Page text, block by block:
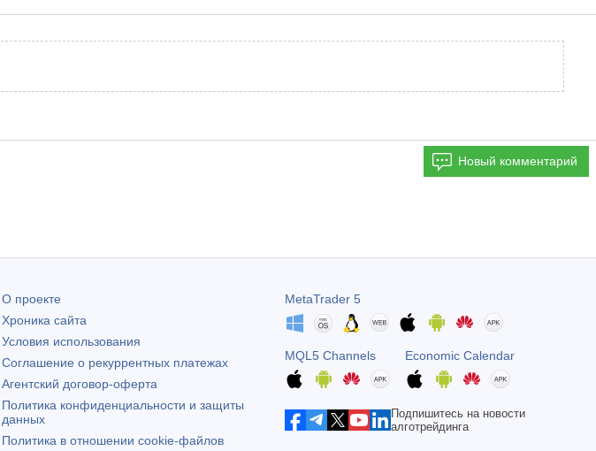
Новый комментарий
О проекте
Хроника сайта
Условия использования
Соглашение о рекуррентных платежах
Агентский договор-оферта
Политика конфиденциальности и защиты
данных
Политика в отношении cookie-файлов
MetaTrader 5
MQL5 Channels Economic Calendar
Подпишитесь на новости
алготрейдинга